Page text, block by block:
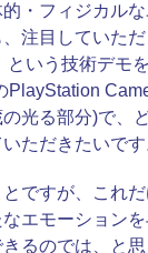
・フィジカルな
注目していただ
という技術デモ
PlayStation
光る部分)で、
ただきたいです
ですが、これ
エモーション
るのでは、と